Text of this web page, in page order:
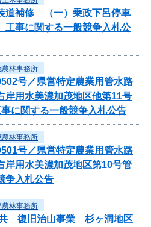
道補修 （一）乗政下呂停車
工事に関する一般競争入札公
農林事務所
号／県営特定農業用管水路
岸用水美濃加茂地区他第11号
に関する一般競争入札公告
農林事務所
号／県営特定農業用管水路
岸用水美濃加茂地区第10号管
争入札公告
農林事務所
共 復旧治山事業 杉ヶ洞地区